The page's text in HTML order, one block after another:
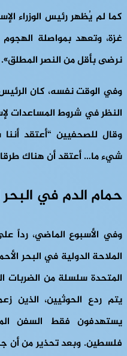
كما لم يُظهر رئيس الوزراء
غزة، وتعهد بمواصلة
نرضى بأقل من النصر المطلق».
وفي الوقت نفسه، كان الرئيس
النظر في شروط المساعدات
وقال للصحفيين “أعتقد
شيء ما… أعتقد أن هناك طرقا
حمام الدم في البحر
وفي الأسبوع الماضي، رداً
الملاحة الدولية في البحر
المتحدة سلسلة من الضربات
يتم ردع الحوثيين، الذين
يستهدفون فقط السفن
فلسطين. وبعد تحذير من أن